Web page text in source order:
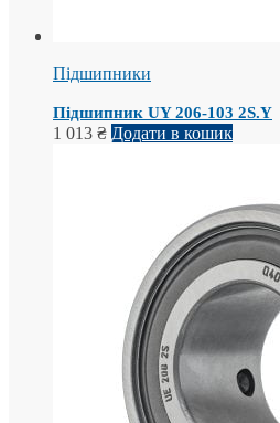
Підшипники
Підшипник UY 206-103 2S.Y
1 013 ₴ Додати в кошик